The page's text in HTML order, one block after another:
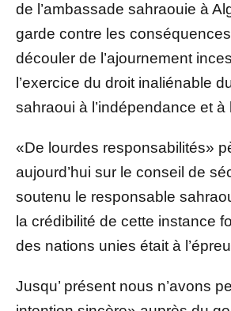
de l’ambassade sahraouie à
garde contre les
découler de l’ajournement
l’exercice du droit inaliénable
sahraoui à l’indépendance et à
«De lourdes responsabilités»
aujourd’hui sur le conseil de
soutenu le responsable
la crédibilité de cette instance
des nations unies était à
Jusqu’ présent nous n’avons